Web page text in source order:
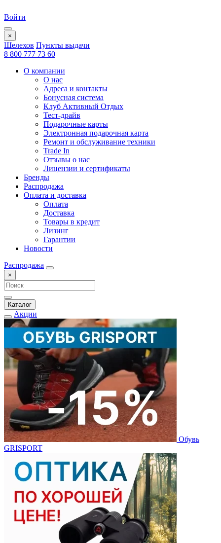
Войти
×
Шелехов Пункты выдачи
8 800 777 73 60
О компании
О нас
Адреса и контакты
Бонусная система
Клуб Активный Отдых
Тест-драйв
Подарочные карты
Электронная подарочная карта
Ремонт и обслуживание техники
Trade In
Отзывы о нас
Лицензии и сертификаты
Бренды
Распродажа
Оплата и доставка
Оплата
Доставка
Товары в кредит
Лизинг
Гарантии
Новости
Распродажа
×
Каталог
Акции
Обувь
GRISPORT